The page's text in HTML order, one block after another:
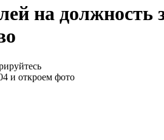
на
и откроем фото